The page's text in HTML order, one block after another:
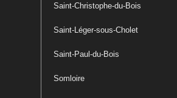
Saint-Christophe-du-Bois
Saint-Léger-sous-Cholet
Saint-Paul-du-Bois
Somloire